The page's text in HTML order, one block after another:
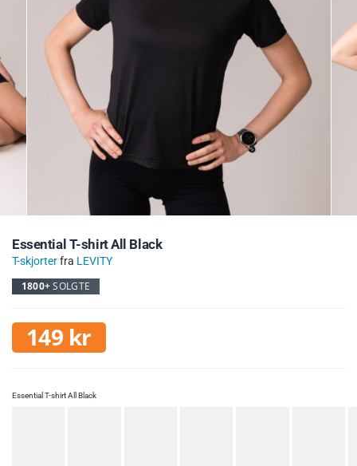
Essential T-shirt All Black
T-skjorterfra LEVITY
1800+SOLGTE
149 kr
Essential T-shirt All Black